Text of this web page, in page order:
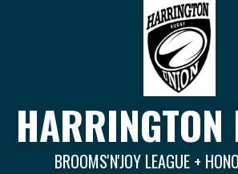
BROOMS'N'JOY LEAGUE +